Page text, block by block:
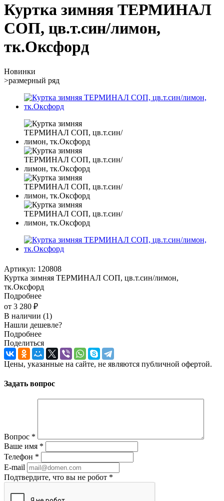
Куртка зимняя ТЕРМИНАЛ
СОП, цв.т.син/лимон,
тк.Оксфорд
Новинки
>размерный ряд
Артикул: 120808
Куртка зимняя ТЕРМИНАЛ СОП, цв.т.син/лимон,
тк.Оксфорд
Подробнее
от 3 280 ₽
В наличии (1)
Нашли дешевле?
Подробнее
Поделиться
Цены, указанные на сайте, не являются публичной офертой.
Задать вопрос
Вопрос *
Ваше имя *
Телефон *
E-mail
Подтвердите, что вы не робот *